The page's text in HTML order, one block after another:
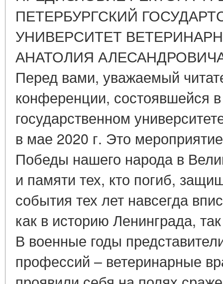
ПЕТЕРБУРГСКИЙ
УНИВЕРСИТЕТ
АНАТОЛИЯ
Перед вами, уважаемый
конференции, состоявшейся
государственном
в мае 2020 г. Это
Победы нашего народа в
и памяти тех, кто погиб,
события тех лет навсегда
как в историю Ленинграда,
В военные годы
профессий – ветеринарные